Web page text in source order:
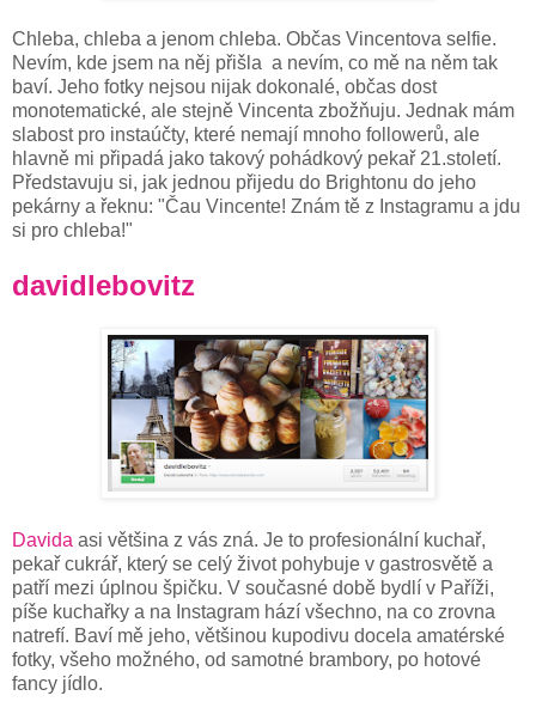
Chleba, chleba a jenom chleba. Občas Vincentova selfie.
Nevím, kde jsem na něj přišla a nevím, co mě na něm tak
baví. Jeho fotky nejsou nijak dokonalé, občas dost
monotematické, ale stejně Vincenta zbožňuju. Jednak mám
slabost pro instaúčty, které nemají mnoho followerů, ale
hlavně mi připadá jako takový pohádkový pekař 21.století.
Představuju si, jak jednou přijedu do Brightonu do jeho
pekárny a řeknu: "Čau Vincente! Znám tě z Instagramu a jdu
si pro chleba!"
davidlebovitz
Davida asi většina z vás zná. Je to profesionální kuchař,
pekař cukrář, který se celý život pohybuje v gastrosvětě a
patří mezi úplnou špičku. V současné době bydlí v Paříži,
píše kuchařky a na Instagram hází všechno, na co zrovna
natrefí. Baví mě jeho, většinou kupodivu docela amatérské
fotky, všeho možného, od samotné brambory, po hotové
fancy jídlo.